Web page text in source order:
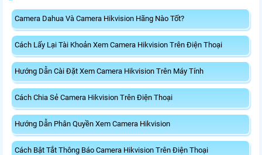
Camera Dahua Và Camera Hikvision Hãng Nào Tốt?
Cách Lấy Lại Tài Khoản Xem Camera Hikvision Trên Điện Thoại
Hướng Dẫn Cài Đặt Xem Camera Hikvision Trên Máy Tính
Cách Chia Sẻ Camera Hikvision Trên Điện Thoại
Hướng Dẫn Phân Quyền Xem Camera Hikvision
Cách Bật Tắt Thông Báo Camera Hikvision Trên Điện Thoại